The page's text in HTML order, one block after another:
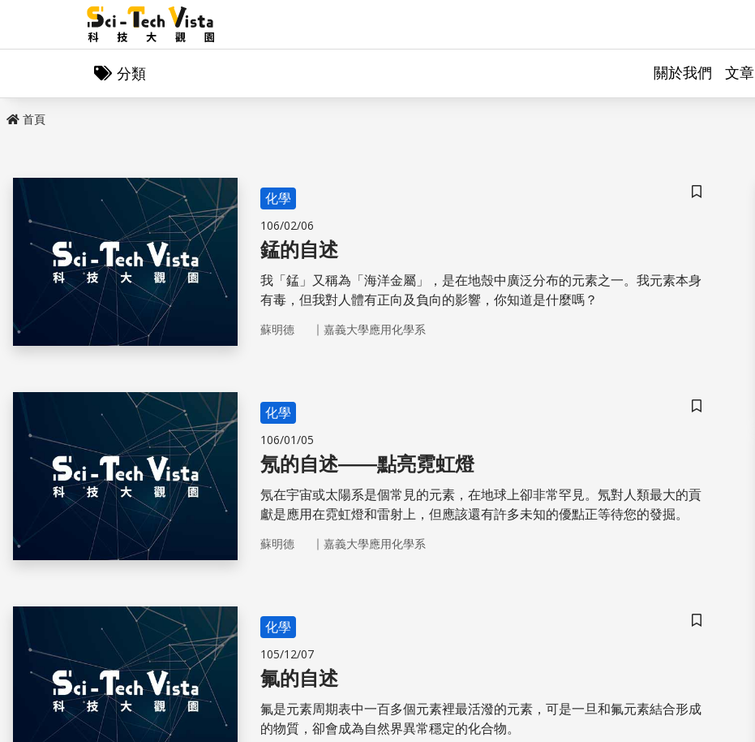
分類 關於我們 文章
首頁
儲存書籤
化學
106/02/06
錳的自述
我「錳」又稱為「海洋金屬」，是在地殼中廣泛分布的元素之一。我元素本身
有毒，但我對人體有正向及負向的影響，你知道是什麼嗎？
蘇明德 ｜ 嘉義大學應用化學系
儲存書籤
化學
106/01/05
氖的自述——點亮霓虹燈
氖在宇宙或太陽系是個常見的元素，在地球上卻非常罕見。氖對人類最大的貢
獻是應用在霓虹燈和雷射上，但應該還有許多未知的優點正等待您的發掘。
蘇明德 ｜ 嘉義大學應用化學系
儲存書籤
化學
105/12/07
氟的自述
氟是元素周期表中一百多個元素裡最活潑的元素，可是一旦和氟元素結合形成
的物質，卻會成為自然界異常穩定的化合物。